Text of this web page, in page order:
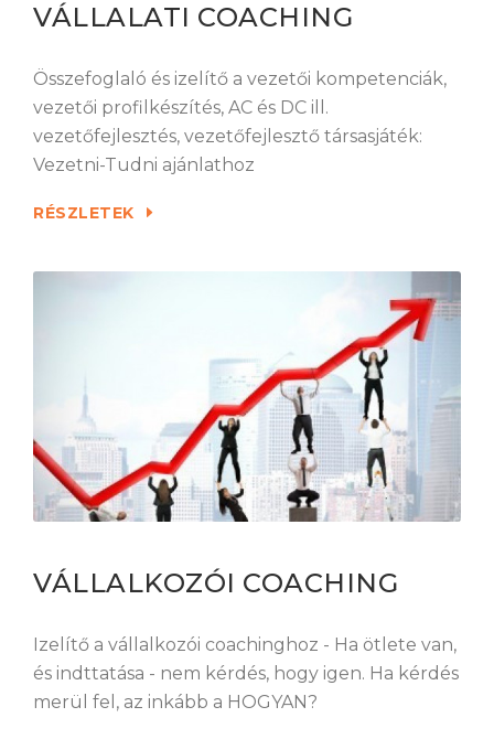
VÁLLALATI COACHING
Összefoglaló és izelítő a vezetői kompetenciák,
vezetői profilkészítés, AC és DC ill.
vezetőfejlesztés, vezetőfejlesztő társasjáték:
Vezetni-Tudni ajánlathoz
RÉSZLETEK
VÁLLALKOZÓI COACHING
Izelítő a vállalkozói coachinghoz - Ha ötlete van,
és indttatása - nem kérdés, hogy igen. Ha kérdés
merül fel, az inkább a HOGYAN?